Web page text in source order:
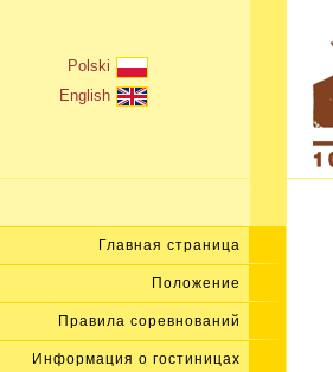
Polski
English
Главная страница
Положение
Правила соревнований
Информация о гостиницах